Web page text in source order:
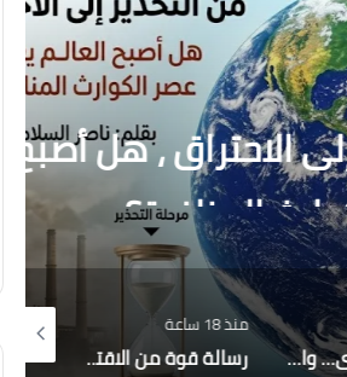
، هل أصبح
إسرائيل الكبرى… والمكر الأمريكي هل أعادت واشنطن رسم قواعد اللعبة في الشرق الأوسط؟
منذ 18 ساعة
رسالة قوة من الاقتصاد المصري.. صافي الاحتياطي الأجنبي يسجل قفزة تاريخية ويصل إلى 56.29 مليار دولار بنهاية يوليو
منذ 6 أيام